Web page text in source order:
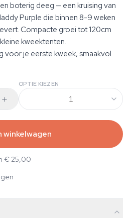
boterig deeg — een kruising van
Purple die binnen 8-9 weken
Compacte groei tot 120cm
kweektenten.
voor je eerste kweek, smaakvol
OPTIE KIEZEN
1
winkelwagen
€ 25,00